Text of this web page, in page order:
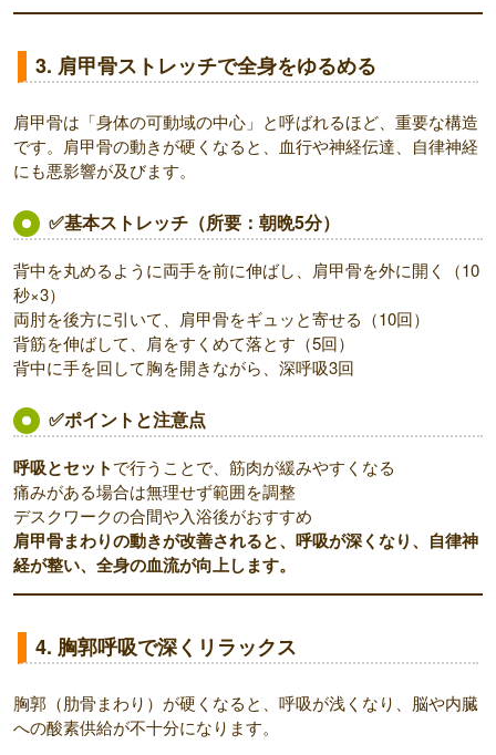
3. 肩甲骨ストレッチで全身をゆるめる
肩甲骨は「身体の可動域の中心」と呼ばれるほど、重要な構造
です。肩甲骨の動きが硬くなると、血行や神経伝達、自律神経
にも悪影響が及びます。
✅基本ストレッチ（所要：朝晩5分）
背中を丸めるように両手を前に伸ばし、肩甲骨を外に開く（10
秒×3）
両肘を後方に引いて、肩甲骨をギュッと寄せる（10回）
背筋を伸ばして、肩をすくめて落とす（5回）
背中に手を回して胸を開きながら、深呼吸3回
✅ポイントと注意点
呼吸とセットで行うことで、筋肉が緩みやすくなる
痛みがある場合は無理せず範囲を調整
デスクワークの合間や入浴後がおすすめ
肩甲骨まわりの動きが改善されると、呼吸が深くなり、自律神
経が整い、全身の血流が向上します。
4. 胸郭呼吸で深くリラックス
胸郭（肋骨まわり）が硬くなると、呼吸が浅くなり、脳や内臓
への酸素供給が不十分になります。